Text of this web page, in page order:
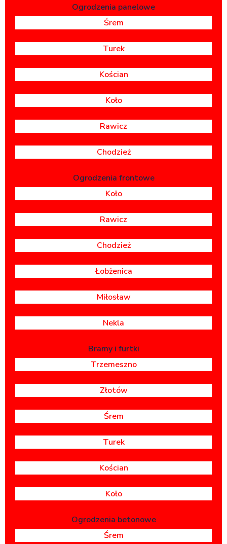
Ogrodzenia panelowe
Śrem
Turek
Kościan
Koło
Rawicz
Chodzież
Ogrodzenia frontowe
Koło
Rawicz
Chodzież
Łobżenica
Miłosław
Nekla
Bramy i furtki
Trzemeszno
Złotów
Śrem
Turek
Kościan
Koło
Ogrodzenia betonowe
Śrem